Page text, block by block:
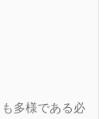
多様である必